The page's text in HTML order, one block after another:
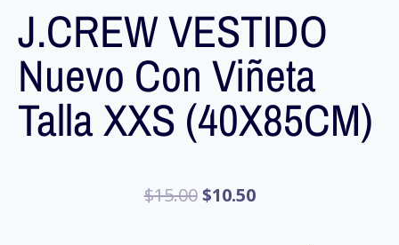
J.CREW VESTIDO
Nuevo Con Viñeta
Talla XXS (40X85CM)
$15.00 $10.50